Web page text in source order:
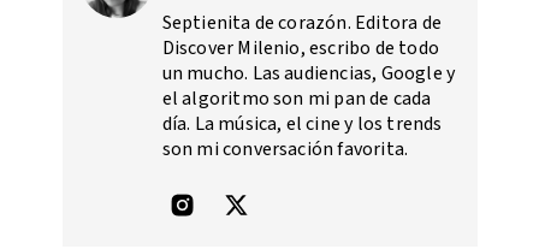
Septienita de corazón. Editora de
Discover Milenio, escribo de todo
un mucho. Las audiencias, Google y
el algoritmo son mi pan de cada
día. La música, el cine y los trends
son mi conversación favorita.